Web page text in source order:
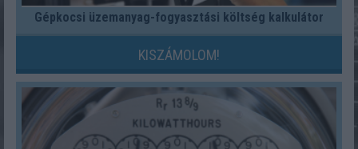
Gépkocsi üzemanyag-fogyasztási költség kalkulátor
KISZÁMOLOM!